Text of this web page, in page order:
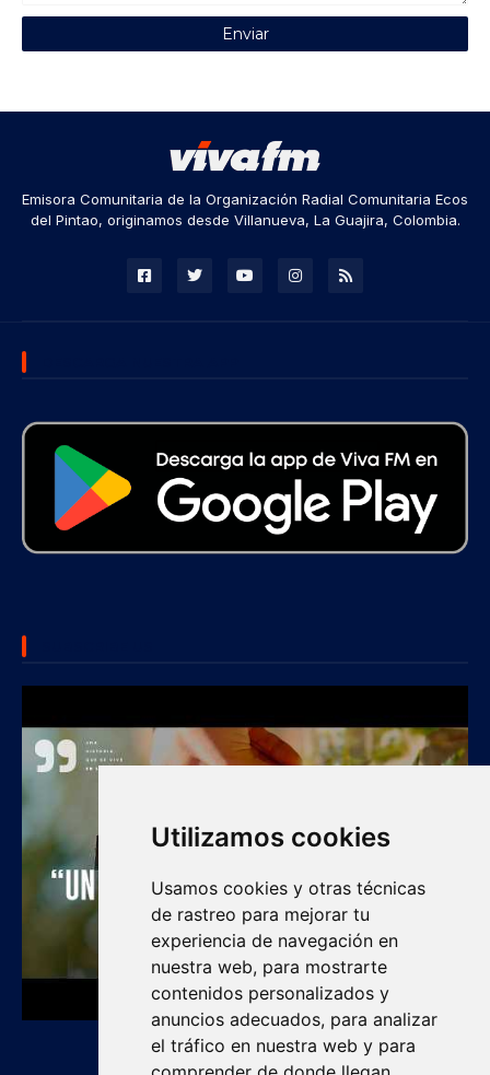
Utilizamos cookies
Usamos cookies y otras técnicas
de rastreo para mejorar tu
experiencia de navegación en
nuestra web, para mostrarte
contenidos personalizados y
anuncios adecuados, para analizar
el tráfico en nuestra web y para
Emisora Comunitaria de la Organización Radial Comunitaria Ecos
del Pintao, originamos desde Villanueva, La Guajira, Colombia.